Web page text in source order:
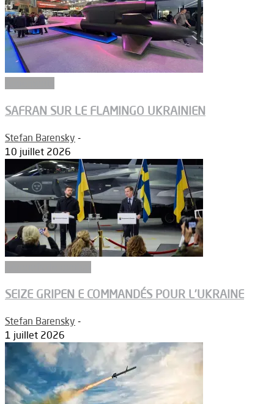
SAFRAN SUR LE FLAMINGO UKRAINIEN
Stefan Barensky -
10 juillet 2026
SEIZE GRIPEN E COMMANDÉS POUR L’UKRAINE
Stefan Barensky -
1 juillet 2026